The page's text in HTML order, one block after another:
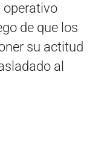
operativo
de que los
su actitud
al